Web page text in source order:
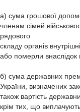
а) сума грошової
членам сімей
рядового
складу органів
або померли внаслідок
б) сума державних
України, визначених
також вартість
крім тих, що